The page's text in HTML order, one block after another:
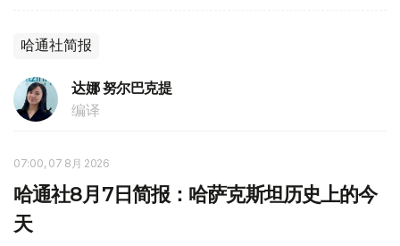
哈通社简报
达娜 努尔巴克提
编译
07:00, 07 8月 2026
哈通社8月7日简报：哈萨克斯坦历史上的今
天